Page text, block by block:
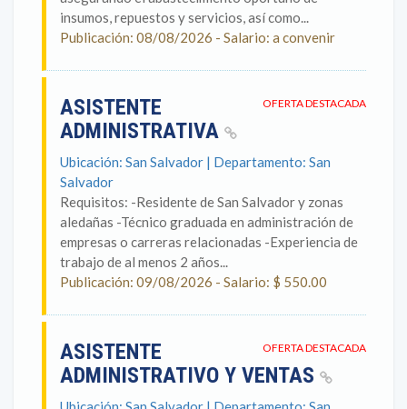
insumos, repuestos y servicios, así como...
Publicación: 08/08/2026 - Salario: a convenir
OFERTA DESTACADA
ASISTENTE
ADMINISTRATIVA
Ubicación: San Salvador | Departamento: San
Salvador
Requisitos: -Residente de San Salvador y zonas
aledañas -Técnico graduada en administración de
empresas o carreras relacionadas -Experiencia de
trabajo de al menos 2 años...
Publicación: 09/08/2026 - Salario: $ 550.00
OFERTA DESTACADA
ASISTENTE
ADMINISTRATIVO Y VENTAS